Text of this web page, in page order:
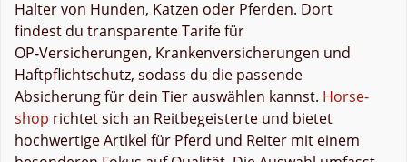
Halter von Hunden, Katzen oder Pferden. Dort
findest du transparente Tarife für
OP‑Versicherungen, Krankenversicherungen und
Haftpflichtschutz, sodass du die passende
Absicherung für dein Tier auswählen kannst. Horse-
shop richtet sich an Reitbegeisterte und bietet
hochwertige Artikel für Pferd und Reiter mit einem